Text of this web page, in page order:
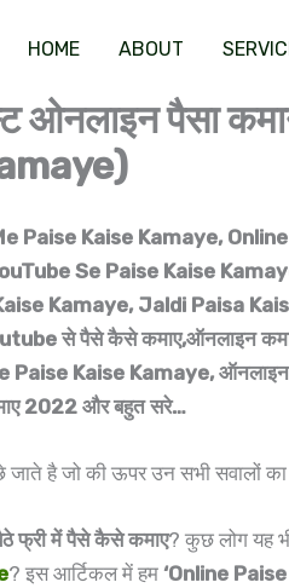
HOME ABOUT
ओनलाइन पैसा
Paise Kaise Kamaye,
Se Paise Kaise
Kamaye, Jaldi Paisa
से पैसे कैसे कमाए,ऑनलाइन
Paise Kaise Kamaye,
2022 और बहुत सरे…
है जो की ऊपर उन सभी सवालों का
फ्री में पैसे कैसे कमाए? कुछ लोग यह
? इस आर्टिकल में हम ‘Online